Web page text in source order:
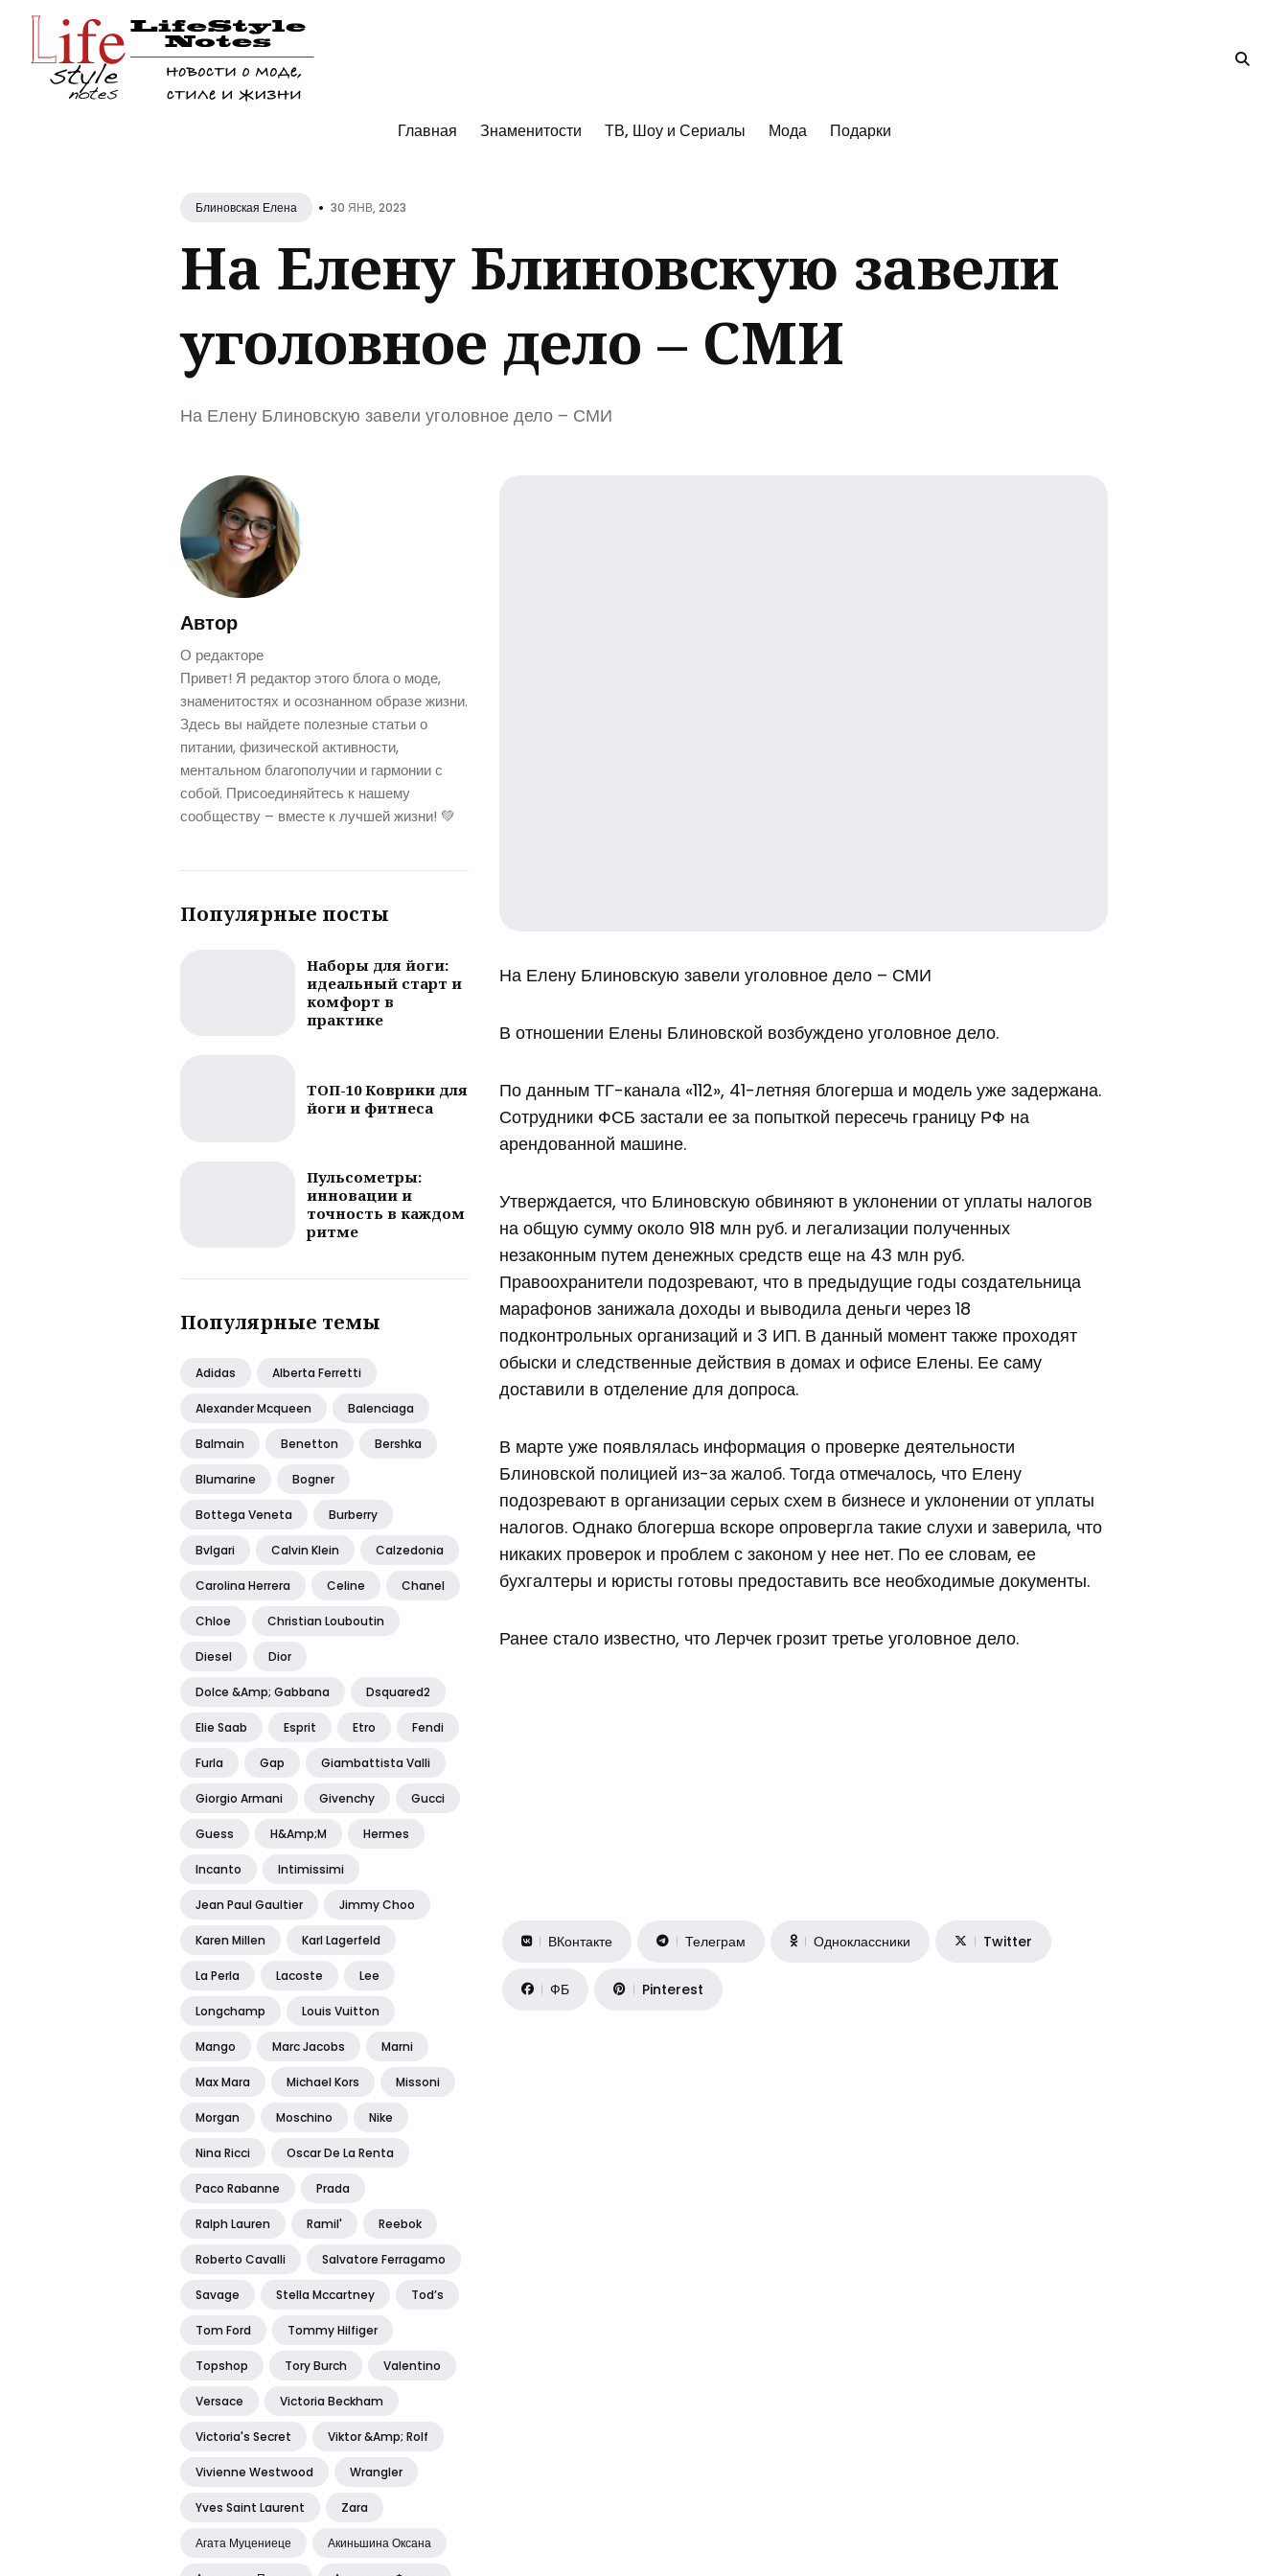
Главная Знаменитости ТВ, Шоу и Сериалы Мода Подарки
по
Блиновская Елена • 30 ЯНВ, 2023
На Елену Блиновскую завели
уголовное дело – СМИ
На Елену Блиновскую завели уголовное дело – СМИ
Автор
О редакторе
Привет! Я редактор этого блога о моде,
знаменитостях и осознанном образе жизни.
Здесь вы найдете полезные статьи о
питании, физической активности,
ментальном благополучии и гармонии с
собой. Присоединяйтесь к нашему
сообществу – вместе к лучшей жизни! 💚
Популярные посты
Наборы для йоги:
идеальный старт и
комфорт в
практике
ТОП-10 Коврики для
йоги и фитнеса
Пульсометры:
инновации и
точность в каждом
ритме
Популярные темы
Adidas Alberta Ferretti
Alexander Mcqueen Balenciaga
Balmain Benetton Bershka
Blumarine Bogner
Bottega Veneta Burberry
Bvlgari Calvin Klein Calzedonia
Carolina Herrera Celine Chanel
Chloe Christian Louboutin
Diesel Dior
Dolce &amp; Gabbana Dsquared2
Elie Saab Esprit Etro Fendi
Furla Gap Giambattista Valli
Giorgio Armani Givenchy Gucci
Guess H&amp;m Hermes
Incanto Intimissimi
Jean Paul Gaultier Jimmy Choo
Karen Millen Karl Lagerfeld
La Perla Lacoste Lee
Longchamp Louis Vuitton
Mango Marc Jacobs Marni
Max Mara Michael Kors Missoni
Morgan Moschino Nike
Nina Ricci Oscar De La Renta
Paco Rabanne Prada
Ralph Lauren Ramil' Reebok
Roberto Cavalli Salvatore Ferragamo
Savage Stella Mccartney Tod’s
Tom Ford Tommy Hilfiger
Topshop Tory Burch Valentino
Versace Victoria Beckham
Victoria's Secret Viktor &amp; Rolf
Vivienne Westwood Wrangler
Yves Saint Laurent Zara
Агата Муцениеце Акиньшина Оксана
На Елену Блиновскую завели уголовное дело – СМИ
В отношении Елены Блиновской возбуждено уголовное дело.
По данным ТГ-канала «112», 41-летняя блогерша и модель уже задержана.
Сотрудники ФСБ застали ее за попыткой пересечь границу РФ на
арендованной машине.
Утверждается, что Блиновскую обвиняют в уклонении от уплаты налогов
на общую сумму около 918 млн руб. и легализации полученных
незаконным путем денежных средств еще на 43 млн руб.
Правоохранители подозревают, что в предыдущие годы создательница
марафонов занижала доходы и выводила деньги через 18
подконтрольных организаций и 3 ИП. В данный момент также проходят
обыски и следственные действия в домах и офисе Елены. Ее саму
доставили в отделение для допроса.
В марте уже появлялась информация о проверке деятельности
Блиновской полицией из-за жалоб. Тогда отмечалось, что Елену
подозревают в организации серых схем в бизнесе и уклонении от уплаты
налогов. Однако блогерша вскоре опровергла такие слухи и заверила, что
никаких проверок и проблем с законом у нее нет. По ее словам, ее
бухгалтеры и юристы готовы предоставить все необходимые документы.
Ранее стало известно, что Лерчек грозит третье уголовное дело.
ВКонтакте Телеграм Одноклассники Twitter
ФБ Pinterest